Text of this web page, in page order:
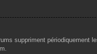
suppriment périodiquement